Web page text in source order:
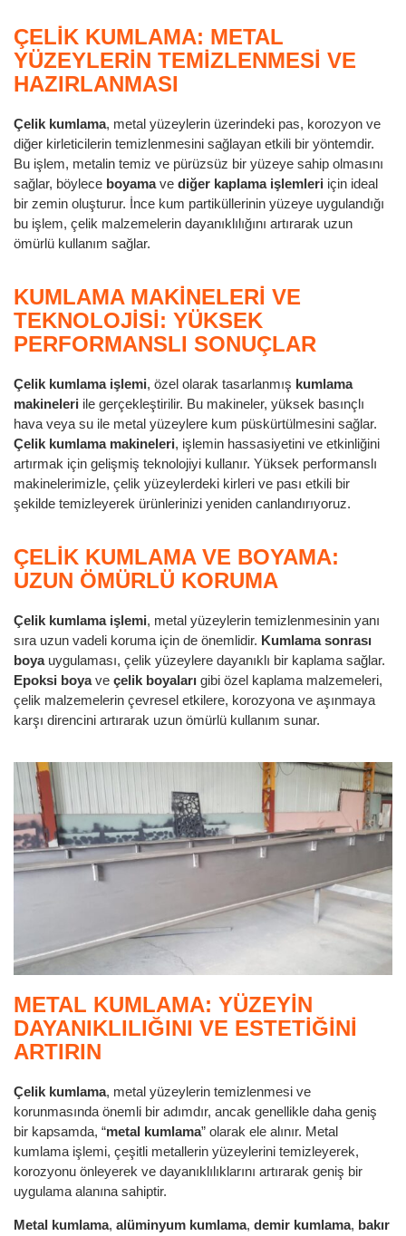
ÇELIK KUMLAMA: METAL
YÜZEYLERIN TEMIZLENMESI VE
HAZIRLANMASI
Çelik kumlama, metal yüzeylerin üzerindeki pas, korozyon ve
diğer kirleticilerin temizlenmesini sağlayan etkili bir yöntemdir.
Bu işlem, metalin temiz ve pürüzsüz bir yüzeye sahip olmasını
sağlar, böylece boyamave diğer kaplama işlemleri için ideal
bir zemin oluşturur. İnce kum partiküllerinin yüzeye uygulandığı
bu işlem, çelik malzemelerin dayanıklılığını artırarak uzun
ömürlü kullanım sağlar.
KUMLAMA MAKINELERI VE
TEKNOLOJISI: YÜKSEK
PERFORMANSLI SONUÇLAR
Çelik kumlama işlemi, özel olarak tasarlanmış kumlama
makineleri ile gerçekleştirilir. Bu makineler, yüksek basınçlı
hava veya su ile metal yüzeylere kum püskürtülmesini sağlar.
Çelik kumlama makineleri, işlemin hassasiyetini ve etkinliğini
artırmak için gelişmiş teknolojiyi kullanır. Yüksek performanslı
makinelerimizle, çelik yüzeylerdeki kirleri ve pası etkili bir
şekilde temizleyerek ürünlerinizi yeniden canlandırıyoruz.
ÇELIK KUMLAMA VE BOYAMA:
UZUN ÖMÜRLÜ KORUMA
Çelik kumlama işlemi, metal yüzeylerin temizlenmesinin yanı
sıra uzun vadeli koruma için de önemlidir. Kumlama sonrası
boyauygulaması, çelik yüzeylere dayanıklı bir kaplama sağlar.
Epoksi boyave çelik boyaları gibi özel kaplama malzemeleri,
çelik malzemelerin çevresel etkilere, korozyona ve aşınmaya
karşı direncini artırarak uzun ömürlü kullanım sunar.
METAL KUMLAMA: YÜZEYIN
DAYANIKLILIĞINI VE ESTETIĞINI
ARTIRIN
Çelik kumlama, metal yüzeylerin temizlenmesi ve
korunmasında önemli bir adımdır, ancak genellikle daha geniş
bir kapsamda, “metal kumlama” olarak ele alınır. Metal
kumlama işlemi, çeşitli metallerin yüzeylerini temizleyerek,
korozyonu önleyerek ve dayanıklılıklarını artırarak geniş bir
uygulama alanına sahiptir.
Metal kumlama, alüminyum kumlama, demir kumlama, bakır